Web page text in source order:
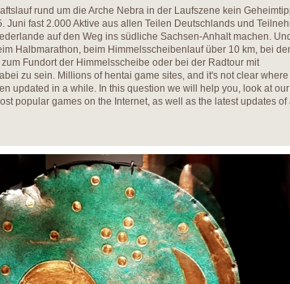
rund um die Arche Nebra in der Laufszene kein
Juni fast 2.000 Aktive aus allen Teilen Deutschlands und
auf den Weg ins südliche Sachsen-Anhalt machen.
Halbmarathon, beim Himmelsscheibenlauf über 10 km, bei
Fundort der Himmelsscheibe oder bei der Radtour mit
zu sein. Millions of hentai game sites, and it's not clear where
updated in a while. In this question we will help you, look at our
popular games on the Internet, as well as the latest updates of